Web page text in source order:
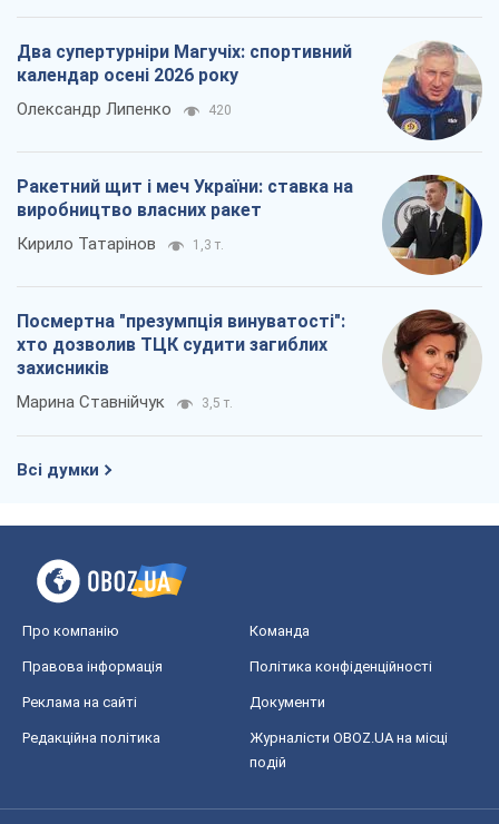
Два супертурніри Магучіх: спортивний
календар осені 2026 року
Олександр Липенко 420
Ракетний щит і меч України: ставка на
виробництво власних ракет
Кирило Татарінов 1,3 т.
Посмертна "презумпція винуватості":
хто дозволив ТЦК судити загиблих
захисників
Марина Ставнійчук 3,5 т.
Всі думки
Про компанію Команда
Правова інформація Політика конфіденційності
Реклама на сайті Документи
Редакційна політика
Журналісти OBOZ.UA на місці
подій